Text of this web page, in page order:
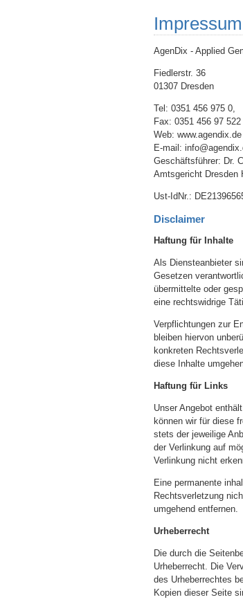
Impressum
AgenDix - Applied
Fiedlerstr. 36
01307 Dresden
Tel: 0351 456 975 0,
Fax: 0351 456 97 522
Web: www.agendix.de
E-mail:
Geschäftsführer: Dr.
Amtsgericht Dresden
Ust-IdNr.:
Disclaimer
Haftung für Inhalte
Als Diensteanbieter
Gesetzen
übermittelte oder
eine rechtswidrige
Verpflichtungen zur
bleiben hiervon
konkreten
diese Inhalte
Haftung für Links
Unser Angebot
können wir für diese
stets der jeweilige
der Verlinkung auf
Verlinkung nicht
Eine permanente
Rechtsverletzung
umgehend entfernen.
Urheberrecht
Die durch die
Urheberrecht. Die
des Urheberrechtes
Kopien dieser Seite